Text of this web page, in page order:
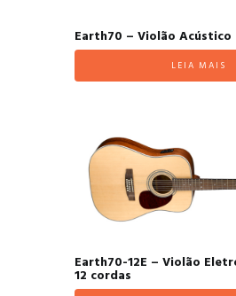
Earth70 – Violão Acústico
LEIA MAIS
Earth70-12E – Violão
12 cordas